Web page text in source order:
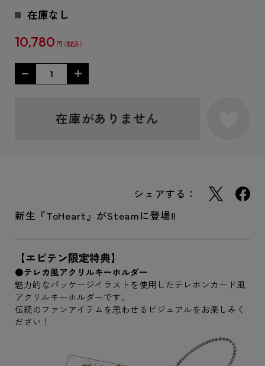
在庫なし
10,780 円
在庫がありません
シェアする：
新生『ToHeart』がSteamに登場!!
【エビテン限定特典】
●テレカ風アクリルキーホルダー
魅力的なパッケージイラストを使用したテレホンカード風
アクリルキーホルダーです。
伝統のファンアイテムを思わせるビジュアルをお楽しみく
ださい！